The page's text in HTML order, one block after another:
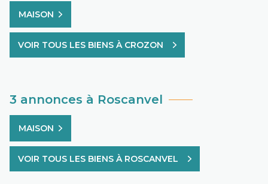
MAISON
VOIR TOUS LES BIENS À CROZON
3 annonces à Roscanvel
MAISON
VOIR TOUS LES BIENS À ROSCANVEL